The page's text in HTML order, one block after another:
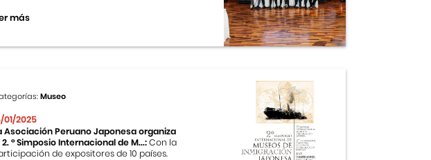
más
Museo
01/2025
Asociación Peruano Japonesa organiza
2. ° Simposio Internacional de M...:Con la
de expositores de 10 países.